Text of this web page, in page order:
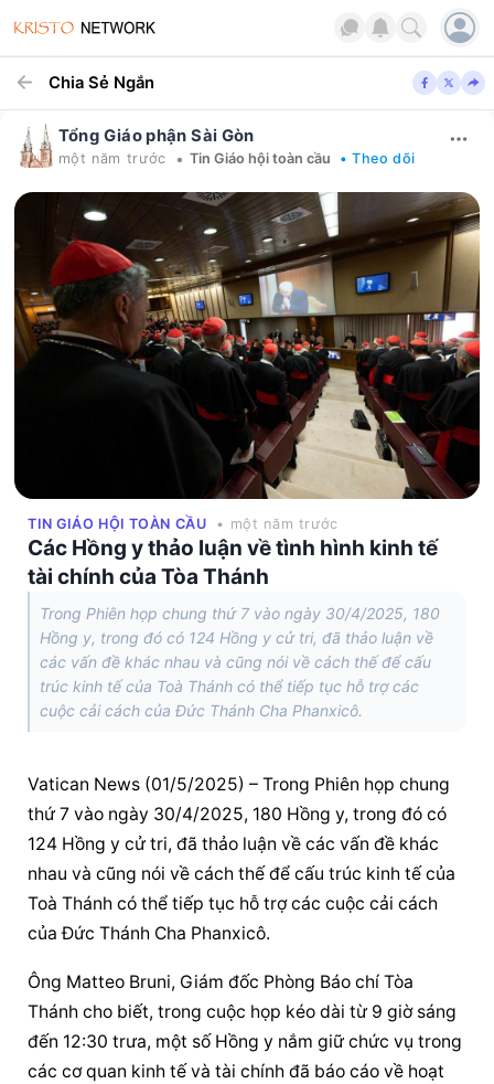
Chia Sẻ Ngắn
Tổng Giáo phận Sài Gòn
một năm trước • Tin Giáo hội toàn cầu • Theo dõi
TIN GIÁO HỘI TOÀN CẦU • một năm trước
Các Hồng y thảo luận về tình hình kinh tế
tài chính của Tòa Thánh
Trong Phiên họp chung thứ 7 vào ngày 30/4/2025, 180
Hồng y, trong đó có 124 Hồng y cử tri, đã thảo luận về
các vấn đề khác nhau và cũng nói về cách thế để cấu
trúc kinh tế của Toà Thánh có thể tiếp tục hỗ trợ các
cuộc cải cách của Đức Thánh Cha Phanxicô.
Vatican News (01/5/2025) – Trong Phiên họp chung
thứ 7 vào ngày 30/4/2025, 180 Hồng y, trong đó có
124 Hồng y cử tri, đã thảo luận về các vấn đề khác
nhau và cũng nói về cách thế để cấu trúc kinh tế của
Toà Thánh có thể tiếp tục hỗ trợ các cuộc cải cách
của Đức Thánh Cha Phanxicô.
Ông Matteo Bruni, Giám đốc Phòng Báo chí Tòa
Thánh cho biết, trong cuộc họp kéo dài từ 9 giờ sáng
đến 12:30 trưa, một số Hồng y nắm giữ chức vụ trong
các cơ quan kinh tế và tài chính đã báo cáo về hoạt